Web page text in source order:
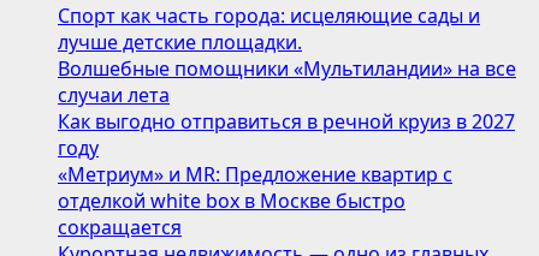
устойчивым
городам
настоящего
Спорт как часть города: исцеляющие сады и
лучше детские площадки.
Волшебные помощники «Мультиландии» на все
случаи лета
Как выгодно отправиться в речной круиз в 2027
году
«Метриум» и MR: Предложение квартир с
отделкой white box в Москве быстро
сокращается